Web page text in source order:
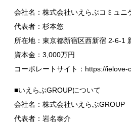
会社名：株式会社いえらぶコミュニ
代表者：杉本悠
所在地：東京都新宿区西新宿 2-6-1
資本金：3,000万円
コーポレートサイト：https://
■いえらぶGROUPについて
会社名：株式会社いえらぶGROUP
代表者：岩名泰介